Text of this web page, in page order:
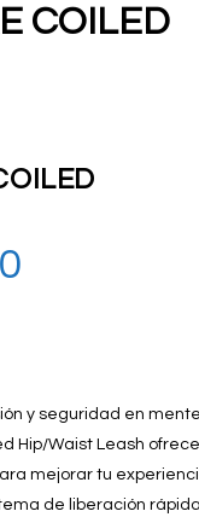
COILED
y seguridad en
Hip/Waist Leash
mejorar tu
de liberación